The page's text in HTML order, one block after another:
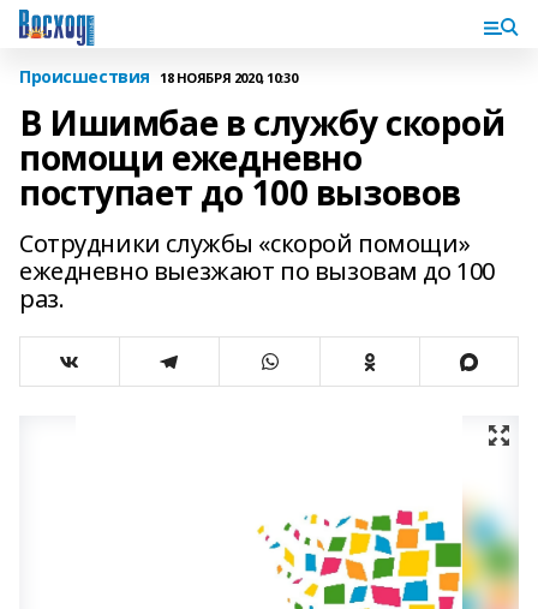
Происшествия 18 НОЯБРЯ 2020, 10:30
В Ишимбае в службу скорой
помощи ежедневно
поступает до 100 вызовов
Сотрудники службы «скорой помощи»
ежедневно выезжают по вызовам до 100
раз.